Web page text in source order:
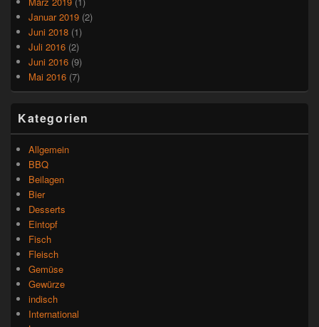
Januar 2019 (2)
Juni 2018 (1)
Juli 2016 (2)
Juni 2016 (9)
Mai 2016 (7)
Kategorien
Allgemein
BBQ
Beilagen
Bier
Desserts
Eintopf
Fisch
Fleisch
Gemüse
Gewürze
indisch
International